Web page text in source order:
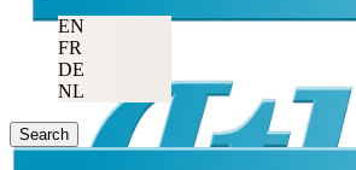
EN
FR
DE
NL
Search